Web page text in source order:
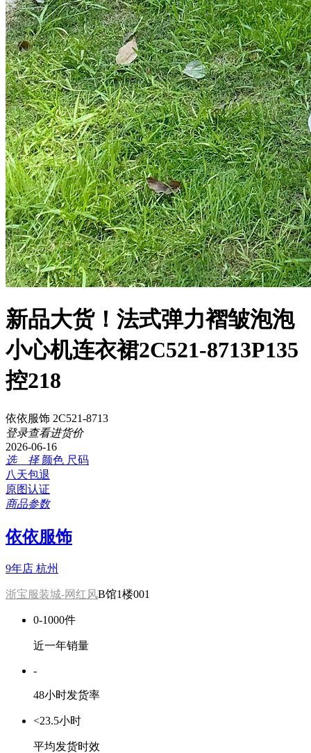
新品大货！法式弹力褶皱泡泡
小心机连衣裙2C521-8713P135
控218
依依服饰 2C521-8713
登录查看进货价
2026-06-16
选 择 颜色 尺码
八天包退
原图认证
商品参数
依依服饰
9年店 杭州
浙宝服装城-网红风B馆1楼001
0-1000件
近一年销量
-
48小时发货率
<23.5小时
平均发货时效